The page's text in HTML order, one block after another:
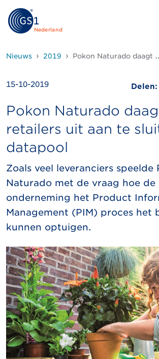
Nederland
Nieuws 2019 Pokon Naturado daagt retailers uit aan te sluiten bij datapool
15-10-2019 Delen:
Pokon Naturado
retailers uit aan te
datapool
Zoals veel leveranciers speelde
Naturado met de vraag hoe de
onderneming het Product
Management (PIM) proces het
kunnen optuigen.